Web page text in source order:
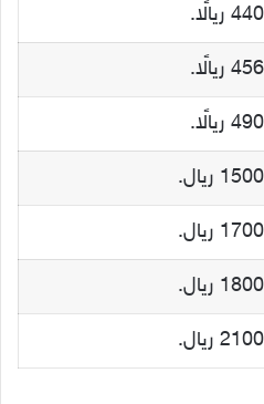
440 ريالًا.
456 ريالًا.
490 ريالًا.
1500 ريال.
1700 ريال.
1800 ريال.
2100 ريال.